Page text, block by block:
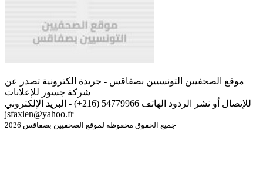
موقع الصحفيين التونسيين بصفاقس - جريدة الكترونية تصدر عن
شركة جسور للإعلانات
للإتصال أو نشر الردود الهاتف 54779966 (216+) - البريد الإلكتروني
jsfaxien@yahoo.fr
جميع الحقوق محفوظة لموقع الصحفيين بصفاقس 2026